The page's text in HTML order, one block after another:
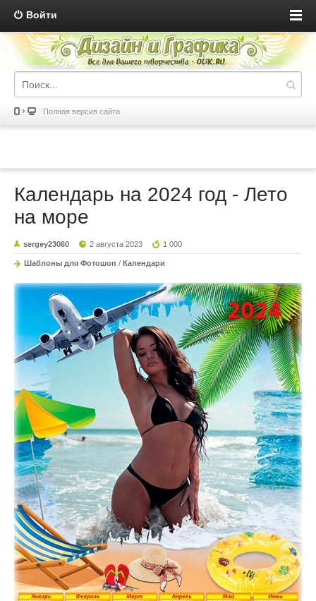
Войти
Полная версия сайта
Календарь на 2024 год - Лето
на море
sergey23060 2 августа 2023 1 000
Шаблоны для Фотошоп / Календари